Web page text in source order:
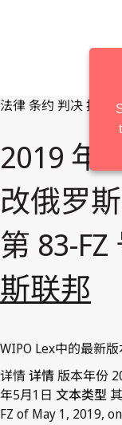
法律条约 判决按管
2019 年
改俄罗
第 83-FZ
斯联邦
WIPO Lex中的最新
详情详情版本年份
年5月1日 文本类型
FZ of May 1, 2019,